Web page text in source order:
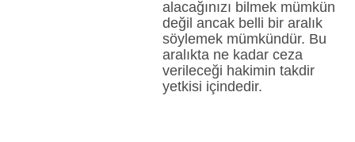
alacağınızı bilmek mümkün
değil ancak belli bir aralık
söylemek mümkündür. Bu
aralıkta ne kadar ceza
verileceği hakimin takdir
yetkisi içindedir.